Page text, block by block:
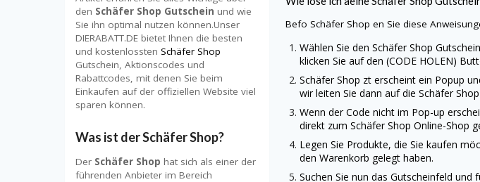
BefoSchäfer Shopen Sie diese
Wählen Sie denSchäfer Shop
klicken Sie auf den (CODE HOLEN)
Schäfer Shop zt erscheint ein Popup
wir leiten Sie dann auf dieSchäfer Shop
Wenn der Code nicht im Pop-up
direkt zumSchäfer ShopOnline-Shop
Legen Sie Produkte, die Sie kaufen
den Warenkorb gelegt haben.
Suchen Sie nun das Gutscheinfeld und
den Schäfer Shop Gutschein und wie
Sie ihn optimal nutzen können.Unser
DIERABATT.DE bietet Ihnen die besten
und kostenlossten Schäfer Shop
Gutschein, Aktionscodes und
Rabattcodes, mit denen Sie beim
Einkaufen auf der offiziellen Website viel
sparen können.
Was ist der Schäfer Shop?
Der Schäfer Shop hat sich als einer der
führenden Anbieter im Bereich